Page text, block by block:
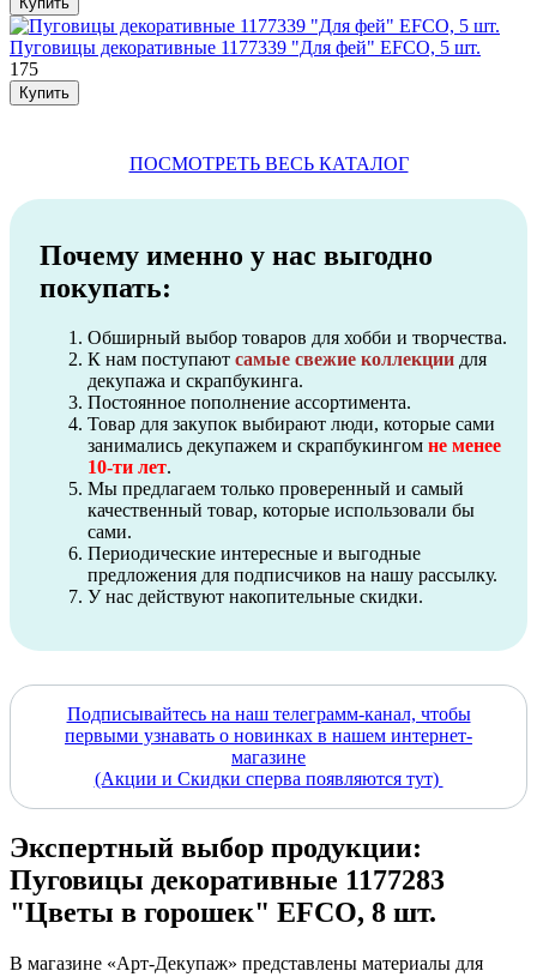
Пуговицы декоративные 1177339 "Для фей" EFCO, 5 шт.
175
ПОСМОТРЕТЬ ВЕСЬ КАТАЛОГ
Почему именно у нас выгодно
покупать:
Обширный выбор товаров для хобби и творчества.
К нам поступают самые свежие коллекции для
декупажа и скрапбукинга.
Постоянное пополнение ассортимента.
Товар для закупок выбирают люди, которые сами
занимались декупажем и скрапбукингом не менее
10-ти лет.
Мы предлагаем только проверенный и самый
качественный товар, которые использовали бы
сами.
Периодические интересные и выгодные
предложения для подписчиков на нашу рассылку.
У нас действуют накопительные скидки.
Подписывайтесь на наш телеграмм-канал, чтобы
первыми узнавать о новинках в нашем интернет-
магазине
(Акции и Скидки сперва появляются тут)
Экспертный выбор продукции:
Пуговицы декоративные 1177283
"Цветы в горошек" EFCO, 8 шт.
В магазине «Арт-Декупаж» представлены материалы для